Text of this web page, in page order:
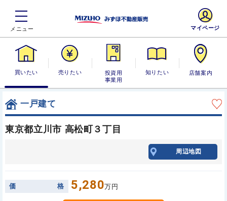
買いたい 売りたい
投資用・事業
用
知りたい 店舗案内
マイページ
一戸建て
東京都立川市 高松町３丁目
周辺地図
価 格 5,280万円